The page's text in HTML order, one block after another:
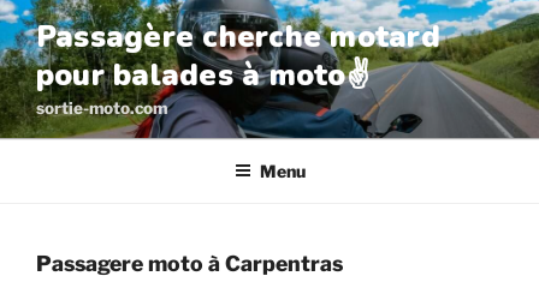
Aller
au
contenu
principal
Passagère cherche motard
pour balades à moto✌️
sortie-moto.com
Menu
Passagere moto à Carpentras